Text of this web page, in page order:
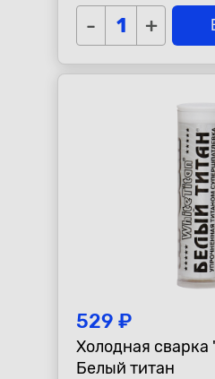
- +
529 ₽
Холодная сварка
Белый титан